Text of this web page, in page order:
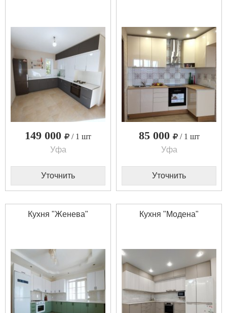
149 000
/ 1 шт
Уфа
Уточнить
85 000
/ 1 шт
Уфа
Уточнить
Кухня "Женева" Кухня "Модена"